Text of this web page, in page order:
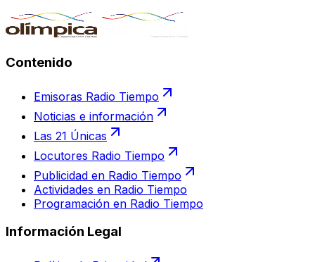
Contenido
Emisoras Radio Tiempo
Noticias e información
Las 21 Únicas
Locutores Radio Tiempo
Publicidad en Radio Tiempo
Actividades en Radio Tiempo
Programación en Radio Tiempo
Información Legal